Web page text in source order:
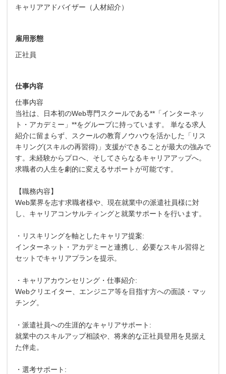
キャリアアドバイザー（人材紹介）
雇用形態
正社員
仕事内容
仕事内容
当社は、日本初のWeb専門スクールである**「インターネッ
ト・アカデミー」**をグループに持っています。 単なる求人
紹介に留まらず、スクールの教育ノウハウを活かした「リス
キリング(スキルの再習得)」支援ができることが最大の強みで
す。未経験からプロへ、そしてさらなるキャリアアップへ。
求職者の人生を劇的に変えるサポートが可能です。
【職務内容】
Web業界を志す求職者様や、現在就業中の派遣社員様に対
し、キャリアコンサルティングと就業サポートを行います。
・リスキリングを軸としたキャリア提案:
インターネット・アカデミーと連携し、必要なスキル習得と
セットでキャリアプランを提示。
・キャリアカウンセリング・仕事紹介:
Webクリエイター、エンジニア等を目指す方への面談・マッ
チング。
・派遣社員への生涯的なキャリアサポート:
就業中のスキルアップ相談や、将来的な正社員登用を見据え
た伴走。
・選考サポート: